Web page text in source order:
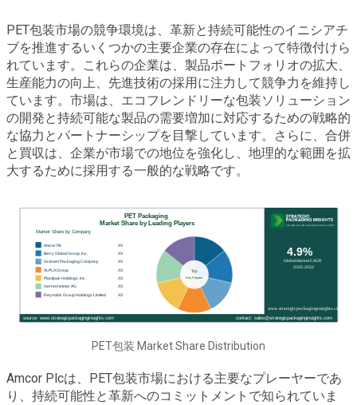
PET包装市場の競争環境は、革新と持続可能性のイニシアチ
ブを推進するいくつかの主要企業の存在によって特徴付けら
れています。これらの企業は、製品ポートフォリオの拡大、
生産能力の向上、先進技術の採用に注力して競争力を維持し
ています。市場は、エコフレンドリーな包装ソリューション
の開発と持続可能な製品の需要増加に対応するための戦略的
な協力とパートナーシップを目撃しています。さらに、合併
と買収は、企業が市場での地位を強化し、地理的な範囲を拡
大するために採用する一般的な戦略です。
PET包装 Market Share Distribution
Amcor Plcは、PET包装市場における主要なプレーヤーであ
り、持続可能性と革新へのコミットメントで知られていま